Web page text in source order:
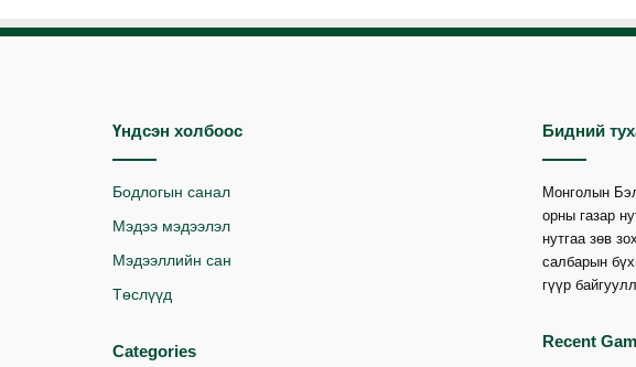
Үндсэн холбоос
Бодлогын санал
Мэдээ мэдээлэл
Мэдээллийн сан
Төслүүд
Categories
Бидний
Монголын
орны газар
нутгаа зөв
салбарын
гүүр
Recent